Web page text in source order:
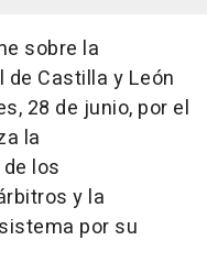
sobre la
Castilla y León
28 de junio, por el
la
los
y la
por su